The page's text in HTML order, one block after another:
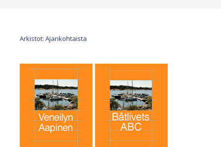
Arkistot: Ajankohtaista